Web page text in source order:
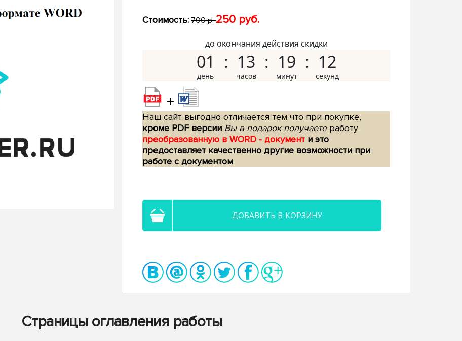
Стоимость: 700 р.250 руб.
до окончания действия скидки
01 13 19 11
+
Наш сайт выгодно отличается тем что при покупке,
кроме PDF версии Вы в подарок получаетеработу
преобразованную в WORD - документ и это
предоставляет качественно другие возможности при
работе с документом
ДОБАВИТЬ В КОРЗИНУ
Страницы оглавления работы